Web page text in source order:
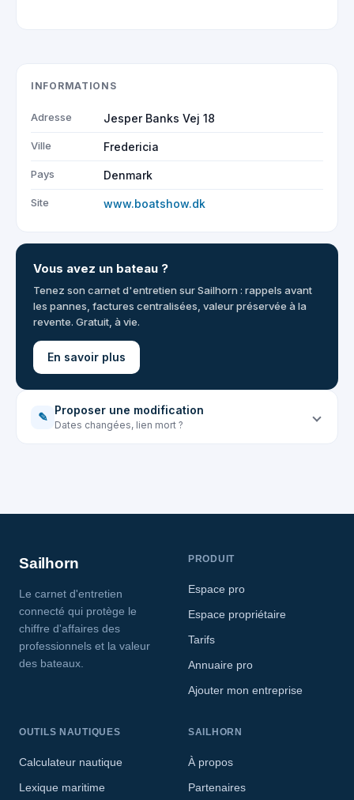
INFORMATIONS
Adresse Jesper Banks Vej 18
Ville Fredericia
Pays Denmark
Site www.boatshow.dk
Vous avez un bateau ?
Tenez son carnet d'entretien sur Sailhorn : rappels avant
les pannes, factures centralisées, valeur préservée à la
revente. Gratuit, à vie.
En savoir plus
✎ Proposer une modification
Dates changées, lien mort ?
Sailhorn
Le carnet d'entretien
connecté qui protège le
chiffre d'affaires des
professionnels et la valeur
des bateaux.
PRODUIT
Espace pro
Espace propriétaire
Tarifs
Annuaire pro
Ajouter mon entreprise
OUTILS NAUTIQUES
Calculateur nautique
Lexique maritime
SAILHORN
À propos
Partenaires